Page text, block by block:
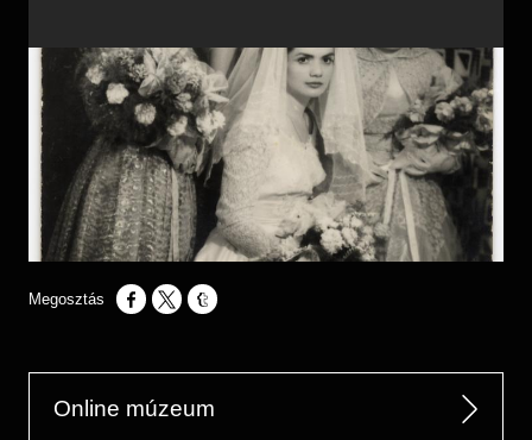
Opens in a new window
Opens in a new window
Opens in a new window
Online múzeum